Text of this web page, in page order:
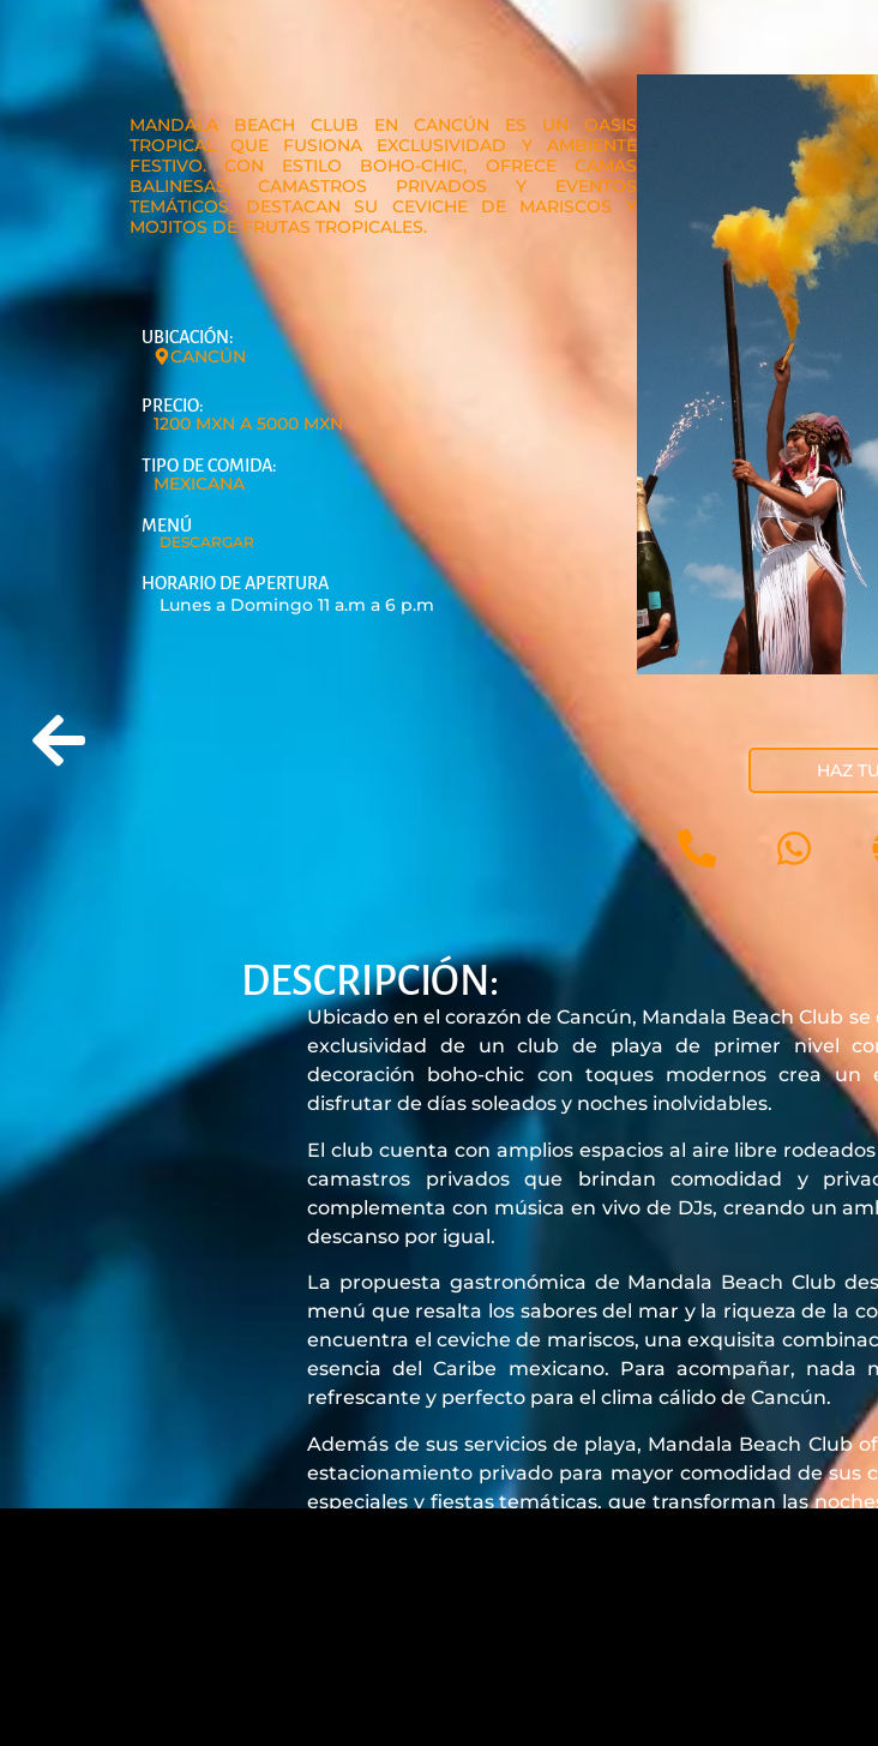
MANDALA BEACH CLUB EN CANCÚN ES UN OASIS
TROPICAL QUE FUSIONA EXCLUSIVIDAD Y AMBIENTE
FESTIVO. CON ESTILO BOHO-CHIC, OFRECE CAMAS
BALINESAS, CAMASTROS PRIVADOS Y EVENTOS
TEMÁTICOS. DESTACAN SU CEVICHE DE MARISCOS Y
MOJITOS DE FRUTAS TROPICALES.
UBICACIÓN:
CANCÚN
PRECIO:
1200 MXN A 5000 MXN
TIPO DE COMIDA:
MEXICANA
MENÚ
DESCARGAR
HORARIO DE APERTURA
Lunes a Domingo 11 a.m a 6 p.m
HAZ
DESCRIPCIÓN:
Ubicado en el corazón de Cancún, Mandala Beach Club
exclusividad de un club de playa de primer nivel
decoración boho-chic con toques modernos crea un
disfrutar de días soleados y noches inolvidables.
El club cuenta con amplios espacios al aire libre
camastros privados que brindan comodidad y
complementa con música en vivo de DJs, creando un
descanso por igual.
La propuesta gastronómica de Mandala Beach Club
menú que resalta los sabores del mar y la riqueza de la
encuentra el ceviche de mariscos, una exquisita
esencia del Caribe mexicano. Para acompañar,
refrescante y perfecto para el clima cálido de Cancún.
Además de sus servicios de playa, Mandala Beach Club
estacionamiento privado para mayor comodidad de sus
especiales y fiestas temáticas, que transforman las